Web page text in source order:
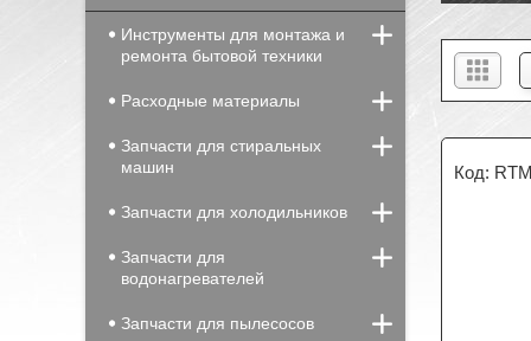
Инструменты для монтажа и
ремонта бытовой техники
Расходные материалы
Запчасти для стиральных
машин
Запчасти для холодильников
Запчасти для
водонагревателей
Запчасти для пылесосов